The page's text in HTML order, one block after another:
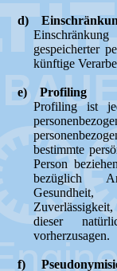
d)
gespeicherter
künftige
e) Profiling
Profiling ist
bestimmte
Person
bezüglich
Gesundheit,
dieser
vorherzusagen.
f)